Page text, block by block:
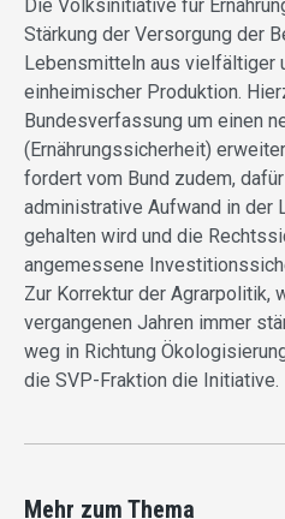
Die Volksinitiative für
Stärkung der Versorgung der
Lebensmitteln aus vielfältiger
einheimischer Produktion.
Bundesverfassung um einen
(Ernährungssicherheit)
fordert vom Bund zudem,
administrative Aufwand in der
gehalten wird und die
angemessene
Zur Korrektur der Agrarpolitik,
vergangenen Jahren immer
weg in Richtung
die SVP-Fraktion die Initiative.
Mehr zum Thema